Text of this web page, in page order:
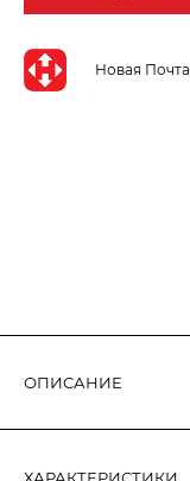
ОПИСАНИЕ
Новая Почта